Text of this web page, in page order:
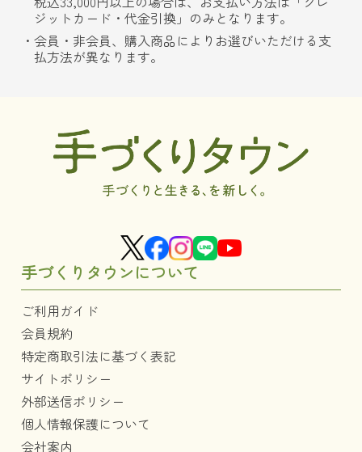
ジットカード・代金引換」のみとなります。
会員・非会員、購入商品によりお選びいただける支
払方法が異なります。
手づくりタウンについて
ご利用ガイド
会員規約
特定商取引法に基づく表記
サイトポリシー
外部送信ポリシー
個人情報保護について
会社案内